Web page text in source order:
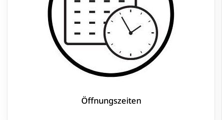
Öffnungszeiten